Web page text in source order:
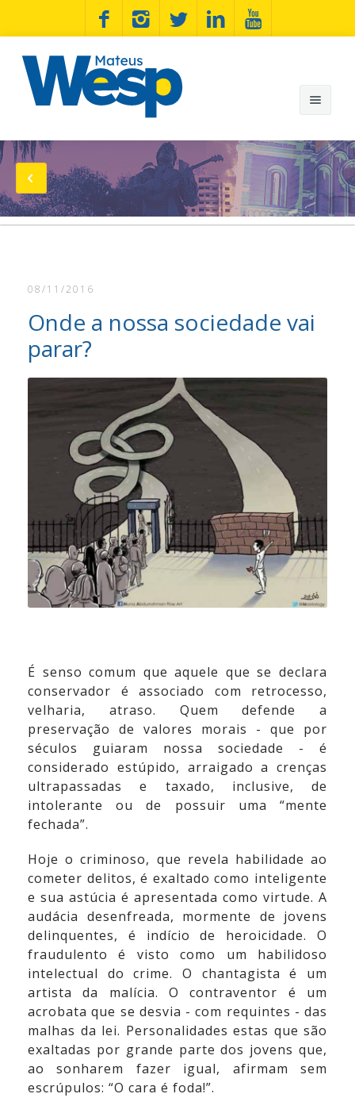
Mateus Wesp
Notícias
Artigos
Fotos
08/11/2016
Onde a nossa sociedade vai
parar?
É senso comum que aquele que se declara
conservador é associado com retrocesso,
velharia, atraso. Quem defende a
preservação de valores morais - que por
séculos guiaram nossa sociedade - é
considerado estúpido, arraigado a crenças
ultrapassadas e taxado, inclusive, de
intolerante ou de possuir uma “mente
fechada”.
Hoje o criminoso, que revela habilidade ao
cometer delitos, é exaltado como inteligente
e sua astúcia é apresentada como virtude. A
audácia desenfreada, mormente de jovens
delinquentes, é indício de heroicidade. O
fraudulento é visto como um habilidoso
intelectual do crime. O chantagista é um
artista da malícia. O contraventor é um
acrobata que se desvia - com requintes - das
malhas da lei. Personalidades estas que são
exaltadas por grande parte dos jovens que,
ao sonharem fazer igual, afirmam sem
escrúpulos: “O cara é foda!”.